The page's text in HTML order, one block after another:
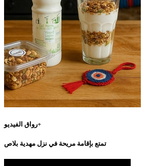
رواق الفيديو+
تمتع بإقامة مريحة في نزل مهدية بلاص